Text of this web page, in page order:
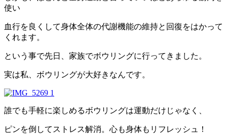
使い
血行を良くして身体全体の代謝機能の維持と回復をはかって
くれます。
という事で先日、家族でボウリングに行ってきました。
実は私、ボウリングが大好きなんです。
誰でも手軽に楽しめるボウリングは運動だけじゃなく、
ピンを倒してストレス解消。心も身体もリフレッシュ！